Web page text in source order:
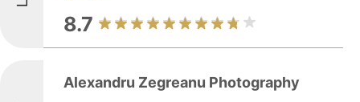
8.7
Alexandru Zegreanu Photography